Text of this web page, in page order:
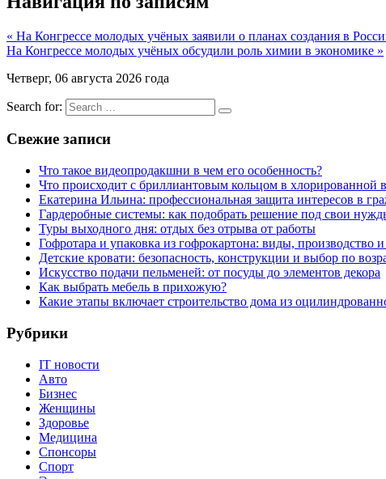
« На Конгрессе молодых учёных заявили о планах создания в
На Конгрессе молодых учёных обсудили роль химии в экономике »
Четверг, 06 августа 2026 года
Search for:
Свежие записи
Что такое видеопродакшни в чем его особенность?
Что происходит с бриллиантовым кольцом в хлорированной
Екатерина Ильина: профессиональная защита интересов в
Гардеробные системы: как подобрать решение под свои
Туры выходного дня: отдых без отрыва от работы
Гофротара и упаковка из гофрокартона: виды, производство
Детские кровати: безопасность, конструкции и выбор по
Искусство подачи пельменей: от посуды до элементов декора
Как выбрать мебель в прихожую?
Какие этапы включает строительство дома из
Рубрики
IT новости
Авто
Бизнес
Женщины
Здоровье
Медицина
Спонсоры
Спорт